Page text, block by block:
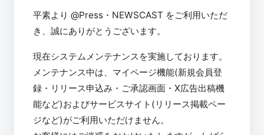
平素より @Press・NEWSCAST をご利用いただ
き、誠にありがとうございます。
現在システムメンテナンスを実施しております。
メンテナンス中は、マイページ機能(新規会員登
録・リリース申込み・ご承認画面・X広告出稿機
能など)およびサービスサイト(リリース掲載ペー
ジなど)がご利用いただけません。